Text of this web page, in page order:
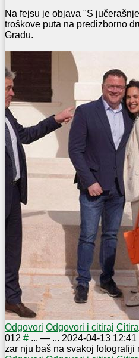
Na fejsu je objava "S
troškove puta na predizborno
Gradu.
Odgovori Odgovori i citiraj
012 # ... — ... 2024-04-13 12:41
zar nju baš na svakoj fotografiji